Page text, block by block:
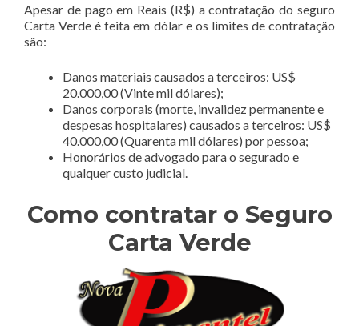
Apesar de pago em Reais (R$) a contratação do seguro
Carta Verde é feita em dólar e os limites de contratação
são:
Danos materiais causados a terceiros: US$
20.000,00 (Vinte mil dólares);
Danos corporais (morte, invalidez permanente e
despesas hospitalares) causados a terceiros: US$
40.000,00 (Quarenta mil dólares) por pessoa;
Honorários de advogado para o segurado e
qualquer custo judicial.
Como contratar o Seguro
Carta Verde